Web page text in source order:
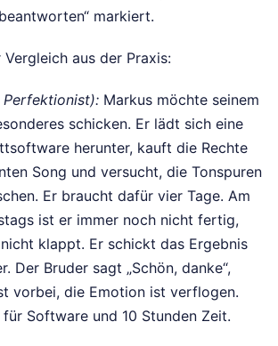
markiert.
aus der Praxis:
Perfektionist): Markus möchte seinem
schicken. Er lädt sich eine
herunter, kauft die Rechte
Song und versucht, die Tonspuren
Er braucht dafür vier Tage. Am
ist er immer noch nicht fertig,
klappt. Er schickt das Ergebnis
Der Bruder sagt „Schön, danke“,
vorbei, die Emotion ist verflogen.
Software und 10 Stunden Zeit.